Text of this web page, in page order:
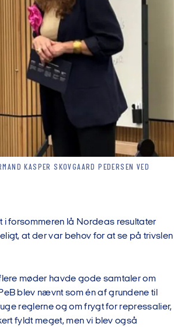
KASPER SKOVGAARD PEDERSEN VED
forsommeren lå Nordeas resultater
at der var behov for at se på trivslen
møder havde gode samtaler om
blev nævnt som én af grundene til
reglerne og om frygt for repressalier,
fyldt meget, men vi blev også